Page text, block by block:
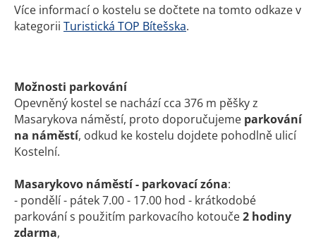
Více informací o kostelu se dočtete na tomto odkaze v
kategorii Turistická TOP Bítešska.
Možnosti parkování
Opevněný kostel se nachází cca 376 m pěšky z
Masarykova náměstí, proto doporučujeme parkování
na náměstí, odkud ke kostelu dojdete pohodlně ulicí
Kostelní.
Masarykovo náměstí - parkovací zóna:
- pondělí - pátek 7.00 - 17.00 hod - krátkodobé
parkování s použitím parkovacího kotouče2 hodiny
zdarma,